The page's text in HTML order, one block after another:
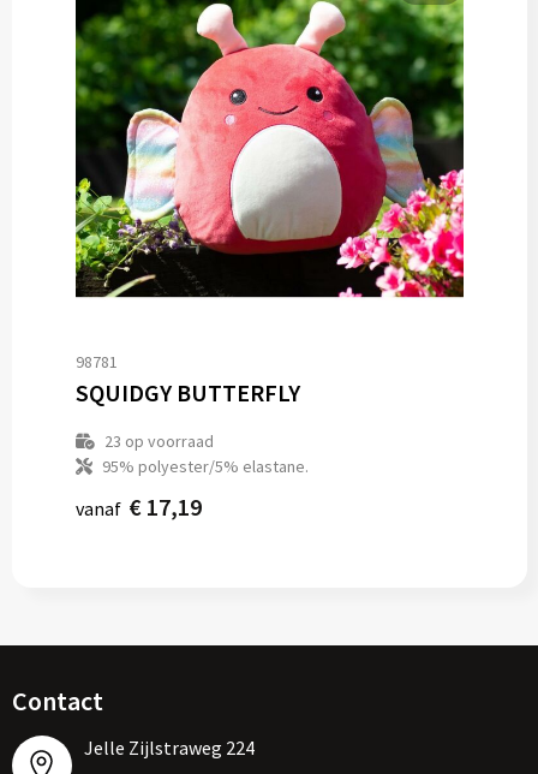
98781
SQUIDGY BUTTERFLY
23 op voorraad
95% polyester/5% elastane.
vanaf € 17,19
Contact
Jelle Zijlstraweg 224